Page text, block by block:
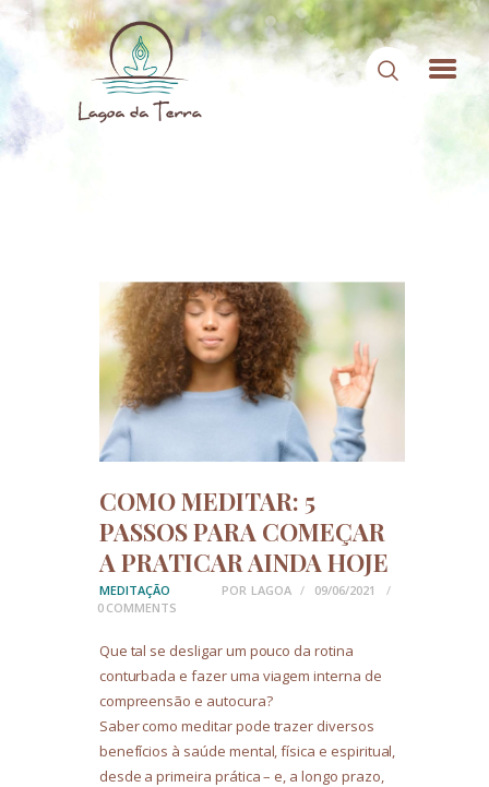
CONTATO
ÁREA DE MEMBROS
LOGIN
COMO MEDITAR: 5
PASSOS PARA COMEÇAR
A PRATICAR AINDA HOJE
MEDITAÇÃO POR LAGOA
09/06/2021
0 COMMENTS
Que tal se desligar um pouco da rotina
conturbada e fazer uma viagem interna de
compreensão e autocura?
Saber como meditar pode trazer diversos
benefícios à saúde mental, física e espiritual,
desde a primeira prática – e, a longo prazo,